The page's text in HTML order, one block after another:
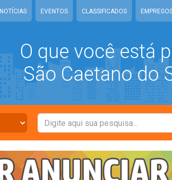
NOTÍCIAS EVENTOS CLASSIFICADOS
O que você está
São Caetano do